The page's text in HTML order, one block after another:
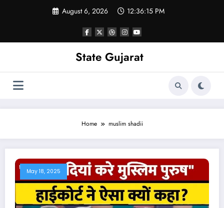
August 6, 2026 12:36:16 PM
State Gujarat
Home muslim shadii
May 18, 2025